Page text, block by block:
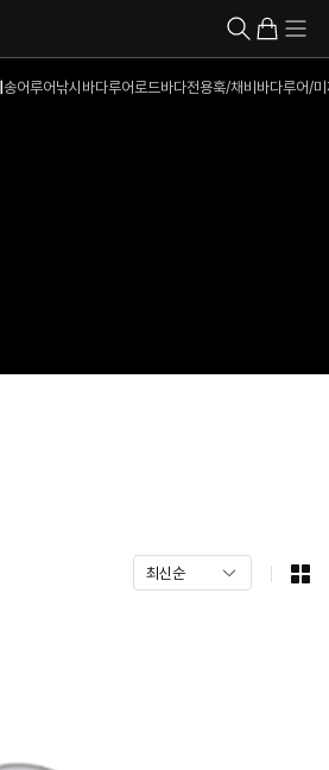
송어루어낚시 바다루어로드바다전용훅/채비 바다루어/